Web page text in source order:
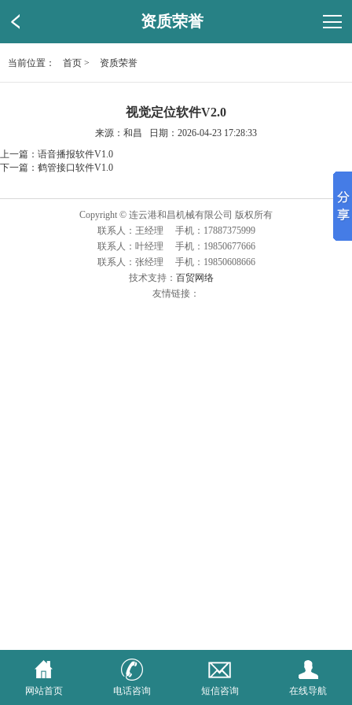
资质荣誉
当前位置： 首页 > 资质荣誉
视觉定位软件V2.0
来源：和昌 日期：2026-04-23 17:28:33
上一篇： 语音播报软件V1.0
下一篇： 鹤管接口软件V1.0
Copyright © 连云港和昌机械有限公司 版权所有
联系人：王经理 手机：17887375999
联系人：叶经理 手机：19850677666
联系人：张经理 手机：19850608666
技术支持： 百贸网络
友情链接：
网站首页 电话咨询 短信咨询 在线导航